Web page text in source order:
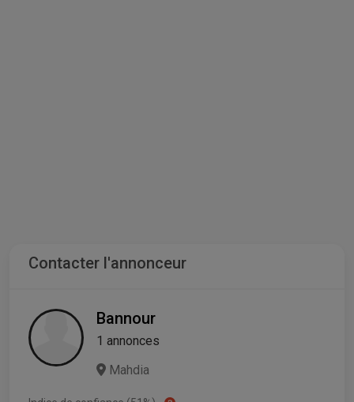
Contacter l'annonceur
Bannour
1 annonces
Mahdia